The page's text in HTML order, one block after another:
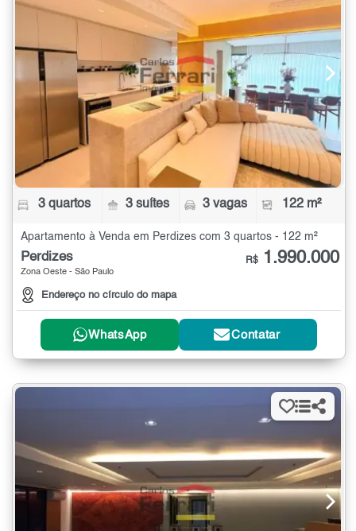
3 quartos 3 suítes 3 vagas 122 m²
Apartamento à Venda em Perdizes com 3 quartos - 122 m²
Perdizes
Zona Oeste - São Paulo
Endereço no círculo do mapa
R$ 1.990.000
WhatsApp Contatar